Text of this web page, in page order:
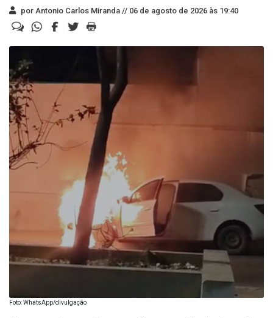
por Antonio Carlos Miranda // 06 de agosto de 2026 às 19:40
Foto: WhatsApp/divulgação